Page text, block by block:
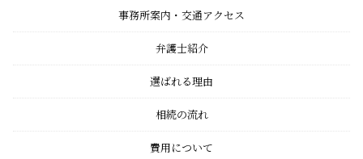
事務所案内・交通アクセス
弁護士紹介
選ばれる理由
相続の流れ
費用について